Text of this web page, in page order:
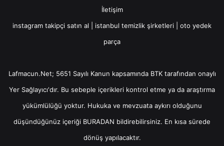
İletişim
instagram takipçi satın al
istanbul temizlik şirketleri
oto yedek
parça
Lafmacun.Net; 5651 Sayılı Kanun kapsamında BTK tarafından onaylı
Yer Sağlayıcı'dır. Bu sebeple içerikleri kontrol etme ya da araştırma
yükümlülüğü yoktur. Hukuka ve mevzuata aykırı olduğunu
düşündüğünüz içeriği BURADAN bildirebilirsiniz. En kısa sürede
dönüş yapılacaktır.